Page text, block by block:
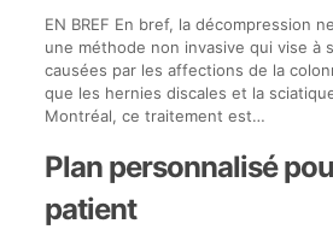
EN BREF En bref, la décompression
une méthode non invasive qui vise à
causées par les affections de la
que les hernies discales et la
Montréal, ce traitement est…
Plan personnalisé
patient